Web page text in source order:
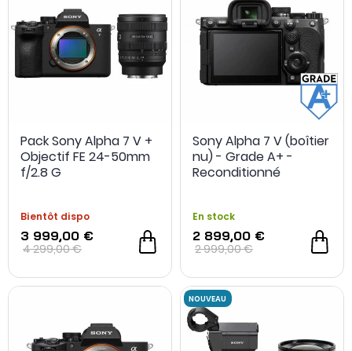
NOUVEAU -7 %
Pack Sony Alpha 7 V +
Objectif FE 24-50mm
f/2.8 G
Bientôt dispo
3 999,00 €
4 299,00 €
OCCASION
Sony Alpha 7 V (boîtier
nu) - Grade A+ -
Reconditionné
En stock
2 899,00 €
2 999,00 €